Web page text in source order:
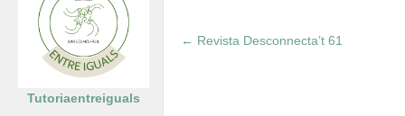
Tutoriaentreiguals
← Revista Desconnecta’t 61